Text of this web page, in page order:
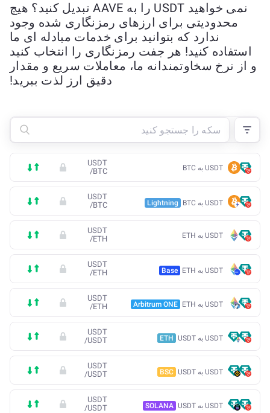
نمی خواهید USDT را به AAVE تبدیل کنید؟ هیچ
محدودیتی برای ارزهای رمزنگاری شده وجود
ندارد که بتوانید برای خدمات مبادله ای ما
استفاده کنید! هر جفت رمزنگاری را انتخاب کنید
و از نرخ سخاوتمندانه ما، معاملات سریع و مقدار
دقیق ارز لذت ببرید!
USDT به BTC
USDT
/BTC
USDT به BTC Lightning
USDT
/BTC
USDT به ETH
USDT
/ETH
USDT به ETH Base
USDT
/ETH
USDT به ETH Arbitrum ONE
USDT
/ETH
USDT به USDT ETH
USDT
/USDT
USDT به USDT BSC
USDT
/USDT
USDT به USDT SOLANA
USDT
/USDT